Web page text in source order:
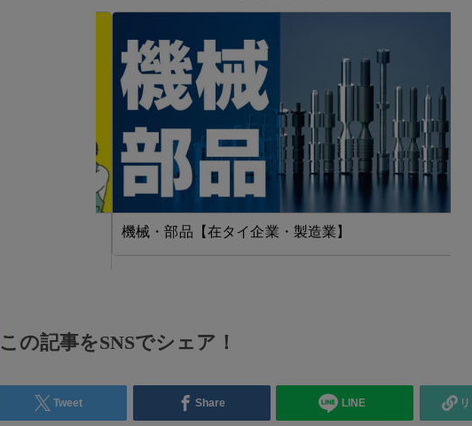
機械・部品【在タイ企業・製造業】
この記事をSNSでシェア！
Tweet Share LINE